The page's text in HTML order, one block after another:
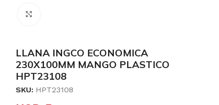
LLANA INGCO ECONOMICA
230X100MM MANGO PLASTICO
HPT23108
SKU: HPT23108